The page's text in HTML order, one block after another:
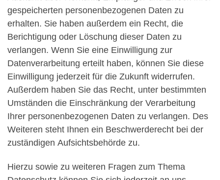
gespeicherten personenbezogenen Daten zu
erhalten. Sie haben außerdem ein Recht, die
Berichtigung oder Löschung dieser Daten zu
verlangen. Wenn Sie eine Einwilligung zur
Datenverarbeitung erteilt haben, können Sie diese
Einwilligung jederzeit für die Zukunft widerrufen.
Außerdem haben Sie das Recht, unter bestimmten
Umständen die Einschränkung der Verarbeitung
Ihrer personenbezogenen Daten zu verlangen. Des
Weiteren steht Ihnen ein Beschwerderecht bei der
zuständigen Aufsichtsbehörde zu.
Hierzu sowie zu weiteren Fragen zum Thema